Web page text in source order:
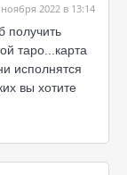
2022 в 13:14
получить
таро...карта
исполнятся
вы хотите